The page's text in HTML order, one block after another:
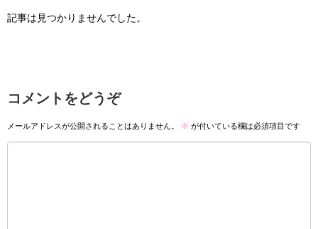
記事は見つかりませんでした。
コメントをどうぞ
メールアドレスが公開されることはありません。 ※ が付いている欄は必須項目です